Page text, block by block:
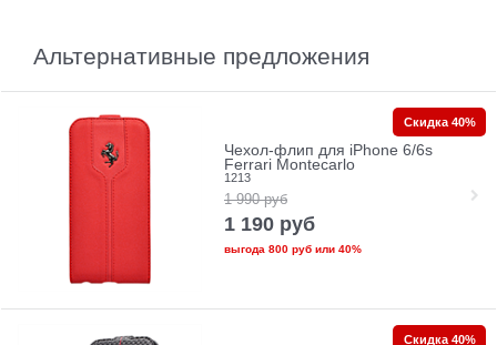
Альтернативные предложения
Чехол-флип для iPhone 6/6s
Ferrari Montecarlo
1213
1 990 руб
1 190 руб
выгода 800 рубили 40%
Скидка 40%
Скидка 40%